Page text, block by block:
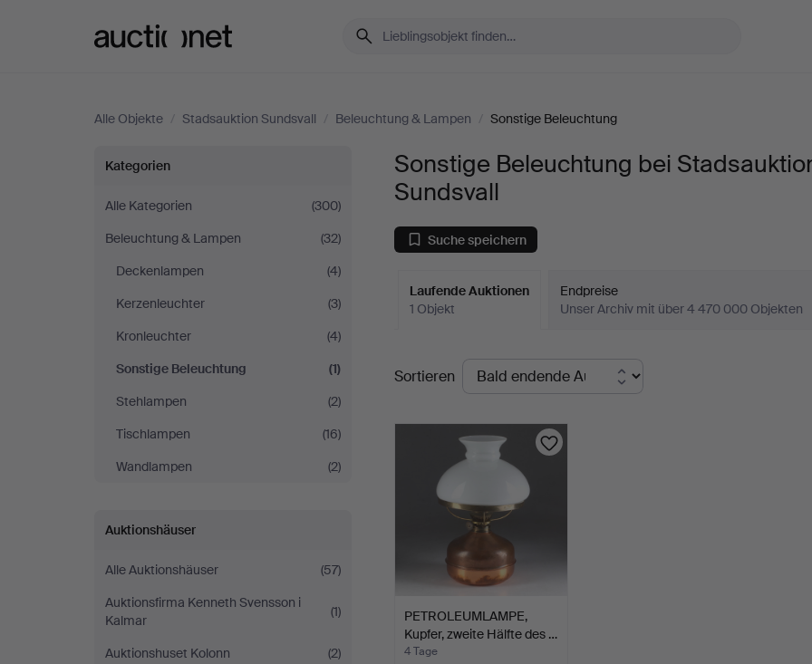
Alle Objekte / Stadsauktion Sundsvall / Beleuchtung & Lampen / Sonstige Beleuchtung
Sonstige
Beleuchtung
bei
Stadsauktion
Sundsvall
Kategorien
Alle Kategorien
(300)
Beleuchtung & Lampen
(32)
Deckenlampen
(4)
Kerzenleuchter
(3)
Kronleuchter
(4)
Sonstige Beleuchtung
(1)
Stehlampen
(2)
Tischlampen
(16)
Wandlampen
(2)
Auktionshäuser
Alle Auktionshäuser
(57)
Auktionsfirma Kenneth Svensson i
Kalmar
(1)
Auktionshuset Kolonn
(2)
Sonstige Beleuchtung bei
Sundsvall
Suche speichern
Laufende Auktionen
1 Objekt
Endpreise
Unser Archiv mit über 4 470 000 Objekten
Laufende
Auktionen
Sortieren
PETROLEUMLAMPE,
Kupfer, zweite Hälfte des …
4 Tage